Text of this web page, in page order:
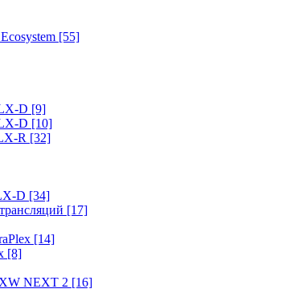
[55]
D [9]
D [10]
R [32]
D [34]
[17]
[14]
[8]
NEXT 2 [16]